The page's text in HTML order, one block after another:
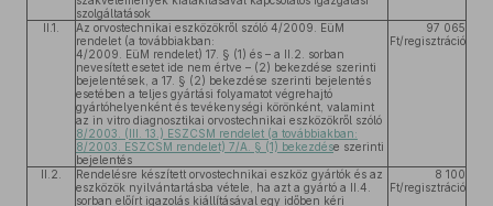
szolgáltatások
II.1.
Az orvostechnikai eszközökről szóló 4/2009. EüM
rendelet (a továbbiakban:
4/2009. EüM rendelet) 17. § (1) és – a II.2. sorban
nevesített esetet ide nem értve – (2) bekezdése szerinti
bejelentések, a 17. § (2) bekezdése szerinti bejelentés
esetében a teljes gyártási folyamatot végrehajtó
gyártóhelyenként és tevékenységi körönként, valamint
az in vitro diagnosztikai orvostechnikai eszközökről szóló
8/2003. (III. 13.) ESZCSM rendelet (a továbbiakban:
8/2003. ESZCSM rendelet) 7/A. § (1) bekezdése szerinti
bejelentés
97 065
Ft/regisztráció
II.2.
Rendelésre készített orvostechnikai eszköz gyártók és az
eszközök nyilvántartásba vétele, ha azt a gyártó a II.4.
sorban előírt igazolás kiállításával egy időben kéri
8 100
Ft/regisztráció